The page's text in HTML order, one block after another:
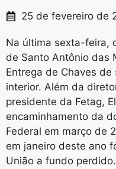
25 de fevereiro de
Na última sexta-feira,
de Santo Antônio das
Entrega de Chaves
interior. Além da
presidente da Fetag,
encaminhamento da
Federal em março de
em janeiro deste ano
União a fundo